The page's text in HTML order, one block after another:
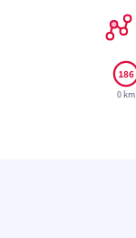
0 km